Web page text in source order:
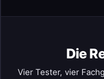
Die
Vier Tester, vier